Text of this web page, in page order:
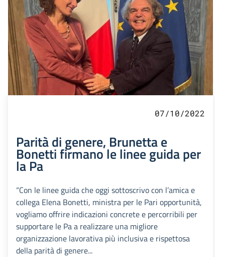
07/10/2022
Parità di genere, Brunetta e
Bonetti firmano le linee guida per
la Pa
“Con le linee guida che oggi sottoscrivo con l’amica e
collega Elena Bonetti, ministra per le Pari opportunità,
vogliamo offrire indicazioni concrete e percorribili per
supportare le Pa a realizzare una migliore
organizzazione lavorativa più inclusiva e rispettosa
della parità di genere...